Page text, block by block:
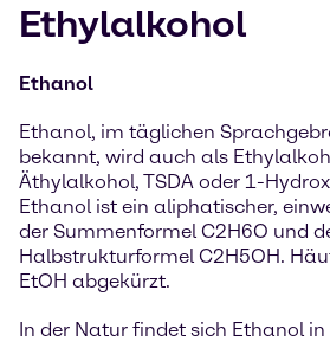
Ethylalkohol
Ethanol
Ethanol, im täglichen
bekannt, wird auch als
Äthylalkohol, TSDA oder 1-
Ethanol ist ein aliphatischer,
der Summenformel C2H6O und
Halbstrukturformel C2H5OH.
EtOH abgekürzt.
In der Natur findet sich Ethanol